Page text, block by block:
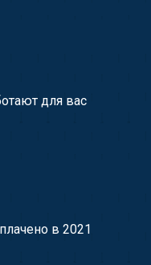
для вас
в 2021